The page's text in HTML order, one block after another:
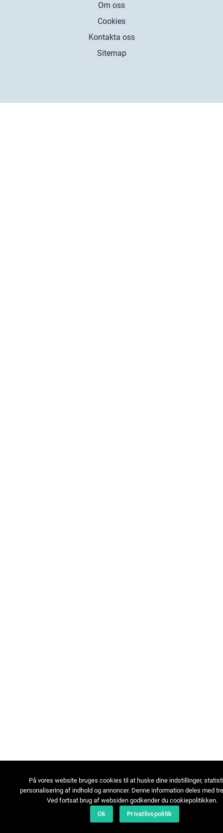
Om oss
Cookies
Kontakta oss
Sitemap
På vores website bruges cookies til at huske dine indstillinger,
personalisering af indhold og annoncer. Denne information deles med
Ved fortsat brug af websiden godkender du cookiepolitikken.
Ok
Privatlivspolitik